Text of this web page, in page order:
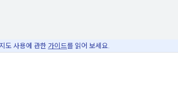
도 사용에 관한 가이드를 읽어 보세요.